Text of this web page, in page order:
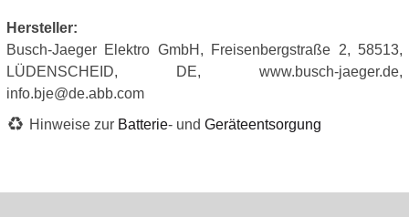
Hersteller:
Busch-Jaeger Elektro GmbH, Freisenbergstraße 2, 58513,
LÜDENSCHEID, DE, www.busch-jaeger.de,
info.bje@de.abb.com
Hinweise zur Batterie- und Geräteentsorgung